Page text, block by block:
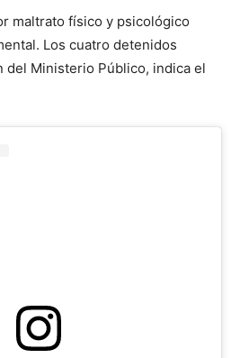
maltrato físico y psicológico
Los cuatro detenidos
del Ministerio Público, indica el